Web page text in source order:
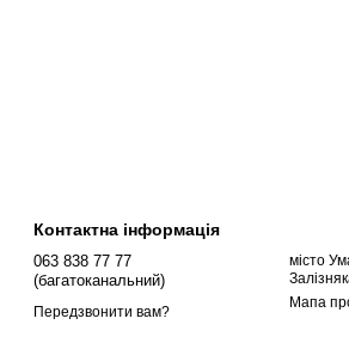
Контактна інформація
063 838 77 77
(багатоканальний)
Передзвонити вам?
місто
Мапа